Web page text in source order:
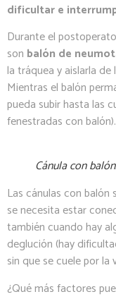
dificultar e
Durante el
son balón de
la tráquea y aislarla
Mientras el balón
pueda subir hasta las
fenestradas con balón).
Cánula con
Las cánulas con
se necesita estar
también cuando hay
deglución (hay
sin que se cuele por la
¿Qué más factores